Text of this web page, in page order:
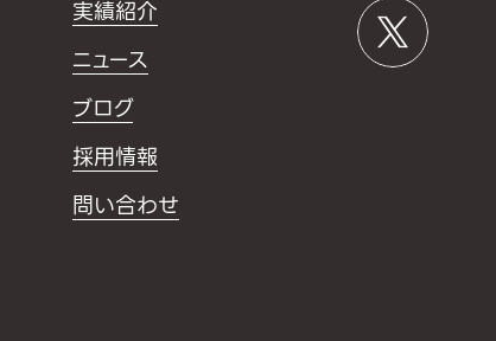
実績紹介
ニュース
ブログ
採用情報
問い合わせ